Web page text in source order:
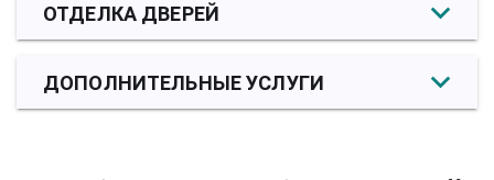
ОТДЕЛКА ДВЕРЕЙ
ДОПОЛНИТЕЛЬНЫЕ УСЛУГИ